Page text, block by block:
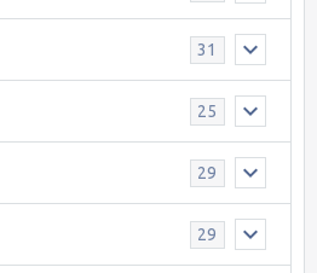
31
25
29
29